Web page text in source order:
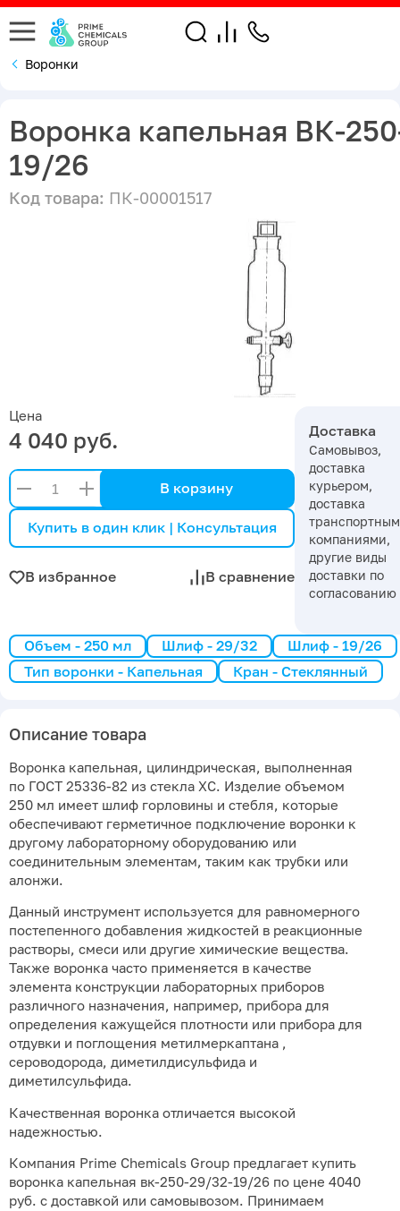
Воронки
Воронка капельная ВК-
19/26
Код товара: ПК-00001517
Цена
4 040 руб.
В корзину
Купить в один клик | Консультация
В избранное В сравнение
Доставка
Самовывоз,
доставка
курьером,
доставка
компаниями,
другие виды
доставки по
согласованию
Объем - 250 мл Шлиф - 29/32
Шлиф - 19/26
Тип воронки - Капельная
Кран - Стеклянный
Описание товара
Воронка капельная, цилиндрическая, выполненная
по ГОСТ 25336-82 из стекла ХС. Изделие объемом
250 мл имеет шлиф горловины и стебля, которые
обеспечивают герметичное подключение воронки к
другому лабораторному оборудованию или
соединительным элементам, таким как трубки или
алонжи.
Данный инструмент используется для равномерного
постепенного добавления жидкостей в реакционные
растворы, смеси или другие химические вещества.
Также воронка часто применяется в качестве
элемента конструкции лабораторных приборов
различного назначения, например, прибора для
определения кажущейся плотности или прибора для
отдувки и поглощения метилмеркаптана ,
сероводорода, диметилдисульфида и
диметилсульфида.
Качественная воронка отличается высокой
надежностью.
Компания Prime Chemicals Group предлагает купить
воронка капельная вк-250-29/32-19/26 по цене 4040
руб. с доставкой или самовывозом. Принимаем